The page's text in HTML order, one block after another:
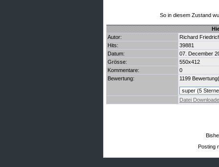
So in diesem Zustand
Autor:
Richard
Hits:
39881
Datum:
07. December
Grösse:
550x412
Kommentare:
0
Bewertung:
1199
Datei
Posting